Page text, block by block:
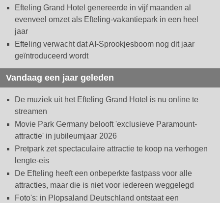
Efteling Grand Hotel genereerde in vijf maanden al
evenveel omzet als Efteling-vakantiepark in een heel
jaar
Efteling verwacht dat AI-Sprookjesboom nog dit jaar
geïntroduceerd wordt
Vandaag een jaar geleden
De muziek uit het Efteling Grand Hotel is nu online te
streamen
Movie Park Germany belooft 'exclusieve Paramount-
attractie' in jubileumjaar 2026
Pretpark zet spectaculaire attractie te koop na verhogen
lengte-eis
De Efteling heeft een onbeperkte fastpass voor alle
attracties, maar die is niet voor iedereen weggelegd
Foto's: in Plopsaland Deutschland ontstaat een